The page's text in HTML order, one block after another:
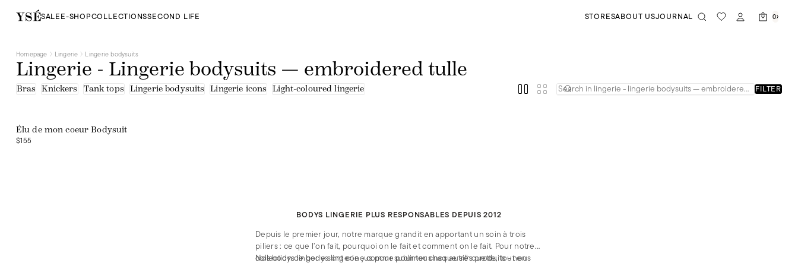
SALEE-SHOPCOLLECTIONSSECOND LIFE STORESABOUT USJOURNAL 0
Homepage Lingerie Lingerie bodysuits
Lingerie - Lingerie bodysuits — embroidered tulle
Bras Knickers Tank tops Lingerie bodysuits Lingerie icons Light-coloured lingerie FILTER
Élu de mon coeur Bodysuit
$155
BODYS LINGERIE PLUS RESPONSABLES DEPUIS 2012
Depuis le premier jour, notre marque grandit en apportant un soin à trois
piliers : ce que l’on fait, pourquoi on le fait et comment on le fait. Pour notre
collection de bodys lingerie - comme pour tous nos autres produits - nous
Nos bodys lingerie sont conçus pour sublimer chaque silhouette, tout en